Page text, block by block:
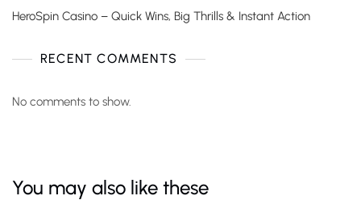
HeroSpin Casino – Quick Wins, Big Thrills & Instant Action
RECENT COMMENTS
No comments to show.
You may also like these